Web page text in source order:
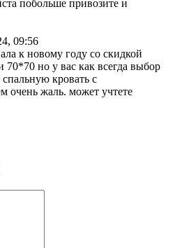
побольше привозите и
09:56
к новому году со скидкой
70*70 но у вас как всегда выбор
кровать с
очень жаль. может учтете